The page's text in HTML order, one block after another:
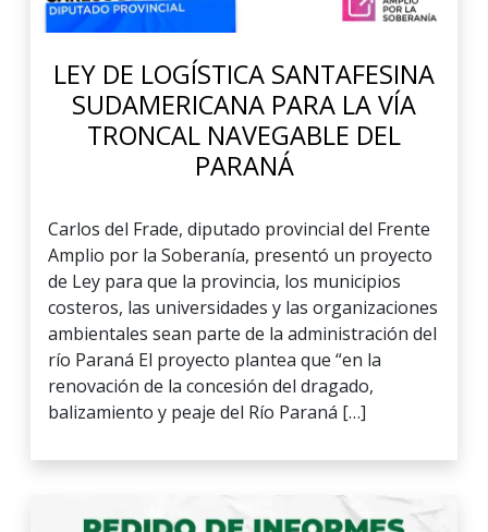
LEY DE LOGÍSTICA SANTAFESINA
SUDAMERICANA PARA LA VÍA
TRONCAL NAVEGABLE DEL
PARANÁ
Carlos del Frade, diputado provincial del Frente
Amplio por la Soberanía, presentó un proyecto
de Ley para que la provincia, los municipios
costeros, las universidades y las organizaciones
ambientales sean parte de la administración del
río Paraná El proyecto plantea que “en la
renovación de la concesión del dragado,
balizamiento y peaje del Río Paraná […]